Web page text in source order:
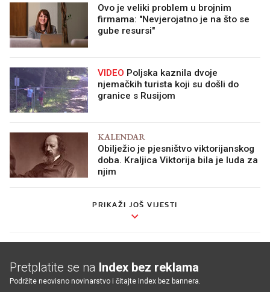
Ovo je veliki problem u brojnim
firmama: "Nevjerojatno je na što se
gube resursi"
VIDEO
njemačkih turista koji su došli do
granice s Rusijom
KALENDAR
Obilježio je pjesništvo viktorijanskog
doba. Kraljica Viktorija bila je luda za
njim
PRIKAŽI JOŠ VIJESTI
Pretplatite se na Index bez reklama
Podržite neovisno novinarstvo i čitajte Index bez bannera.